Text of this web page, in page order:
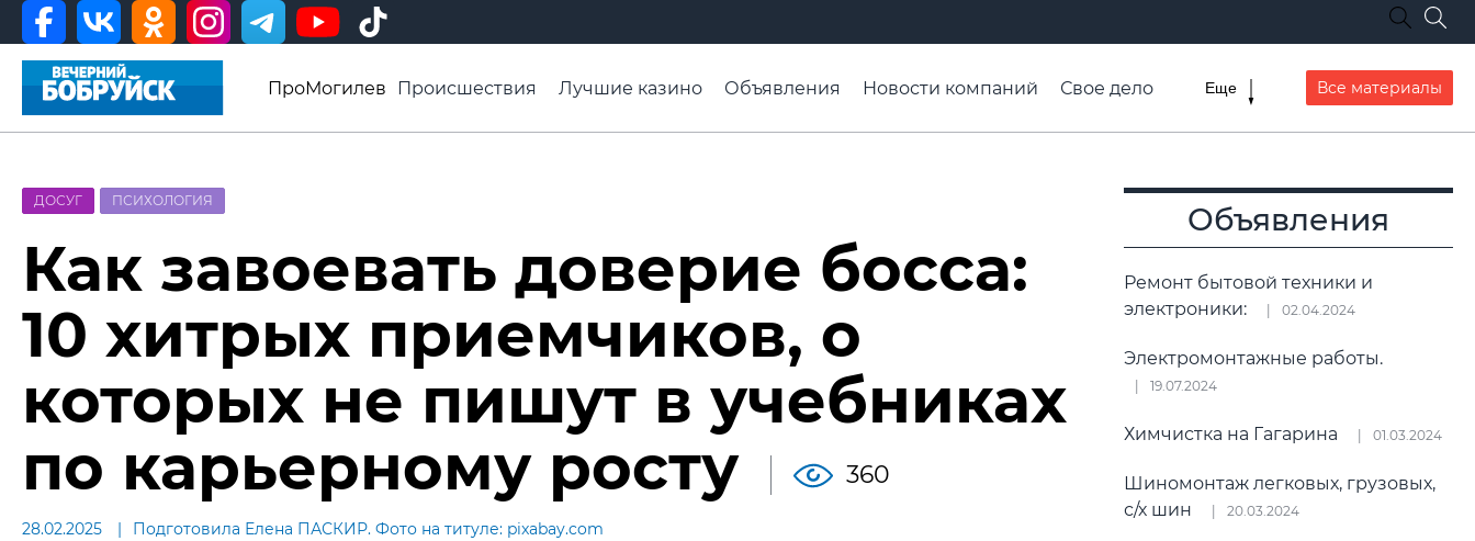
ПроМогилев Происшествия Лучшие казино Объявления Новости компаний
Свое дело
Видео ВБ
Еще Все материалы
ДОСУГ ПСИХОЛОГИЯ
Как завоевать доверие босса:
10 хитрых приемчиков, о
которых не пишут в учебниках
по карьерному росту
360
28.02.2025 Подготовила Елена ПАСКИР. Фото на титуле: pixabay.com
Объявления
Ремонт бытовой техники и
электроники:
02.04.2024
Электромонтажные работы.
19.07.2024
Химчистка на Гагарина 01.03.2024
Шиномонтаж легковых, грузовых,
с/х шин
20.03.2024